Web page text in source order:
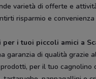
varietà di offerte e
risparmio e
per i tuoi piccoli amici a
garanzia di qualità grazie
per il tuo cagnolino